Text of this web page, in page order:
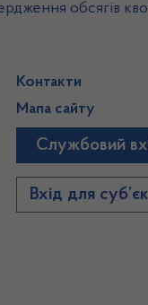
обсягів
Контакти
Мапа сайту
Службовий
Вхід для